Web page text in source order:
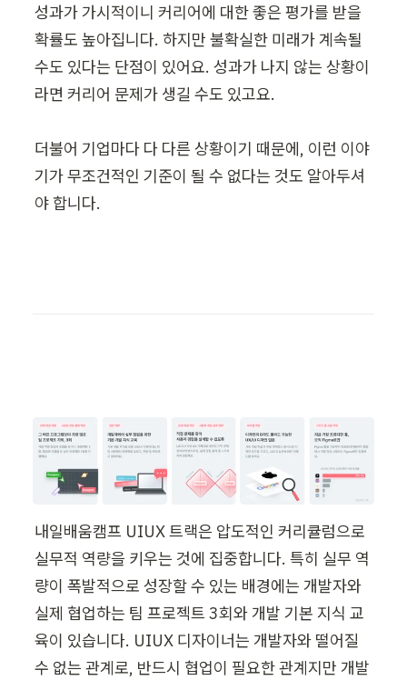
성과가 가시적이니 커리어에 대한 좋은 평가를 받을
확률도 높아집니다. 하지만 불확실한 미래가 계속될
수도 있다는 단점이 있어요. 성과가 나지 않는 상황이
라면 커리어 문제가 생길 수도 있고요.
더불어 기업마다 다 다른 상황이기 때문에, 이런 이야
기가 무조건적인 기준이 될 수 없다는 것도 알아두셔
야 합니다.
내일배움캠프 UIUX 트랙은 압도적인 커리큘럼으로
실무적 역량을 키우는 것에 집중합니다. 특히 실무 역
량이 폭발적으로 성장할 수 있는 배경에는 개발자와
실제 협업하는 팀 프로젝트 3회와 개발 기본 지식 교
육이 있습니다. UIUX 디자이너는 개발자와 떨어질
수 없는 관계로, 반드시 협업이 필요한 관계지만 개발